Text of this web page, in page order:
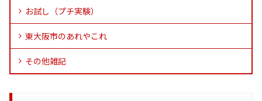
お試し（プチ実験）
東大阪市のあれやこれ
その他雑記